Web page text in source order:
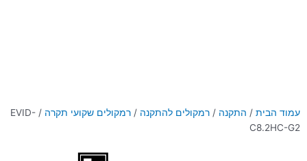
עמוד הבית / התקנה / רמקולים להתקנה / רמקולים שקועי תקרה
/ EVID-
C8.2HC-G2